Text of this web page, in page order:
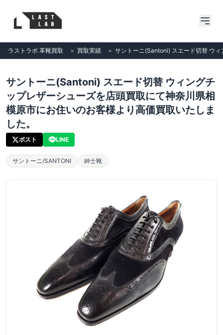
ラストラボ 革靴買取 ＞ 買取実績 ＞ サントーニ(Santoni) スエード切替 ウ
サントーニ(Santoni) スエード切替 ウィングチ
ップレザーシューズを店頭買取にて神奈川県相
模原市にお住いのお客様より高価買取いたしま
した。
ポスト LINE
サントーニ/SANTONI 紳士靴